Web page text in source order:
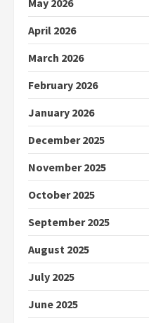
April 2026
March 2026
February 2026
January 2026
December 2025
November 2025
October 2025
September 2025
August 2025
July 2025
June 2025